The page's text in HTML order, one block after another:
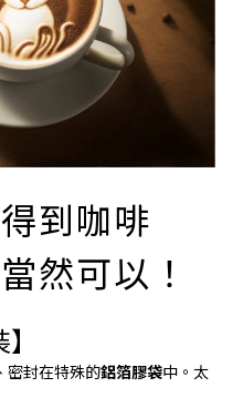
到咖啡
然可以！
密封在特殊的鋁箔膠袋中。太